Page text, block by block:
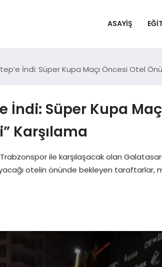
ASAYIŞ
İndi: Süper Kupa Maçı Öncesi Otel
İndi: Süper Kupa
Karşılama
ile karşılaşacak olan
otelin önünde bekleyen